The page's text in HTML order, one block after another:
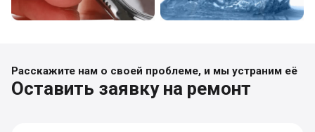
Расскажите нам о своей проблеме, и мы устраним её
Оставить заявку на ремонт